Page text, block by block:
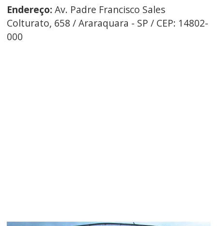
Endereço: Av. Padre Francisco Sales
Colturato, 658 / Araraquara - SP / CEP: 14802-
000